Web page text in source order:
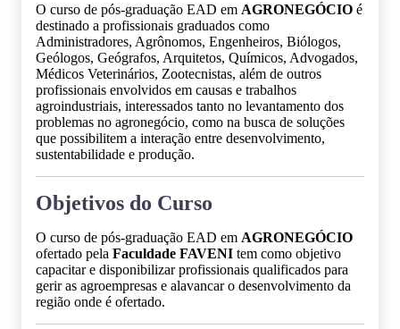
O curso de pós-graduação EAD em AGRONEGÓCIO é
destinado a profissionais graduados como
Administradores, Agrônomos, Engenheiros, Biólogos,
Geólogos, Geógrafos, Arquitetos, Químicos, Advogados,
Médicos Veterinários, Zootecnistas, além de outros
profissionais envolvidos em causas e trabalhos
agroindustriais, interessados tanto no levantamento dos
problemas no agronegócio, como na busca de soluções
que possibilitem a interação entre desenvolvimento,
sustentabilidade e produção.
Objetivos do Curso
O curso de pós-graduação EAD em AGRONEGÓCIO
ofertado pela Faculdade FAVENI tem como objetivo
capacitar e disponibilizar profissionais qualificados para
gerir as agroempresas e alavancar o desenvolvimento da
região onde é ofertado.